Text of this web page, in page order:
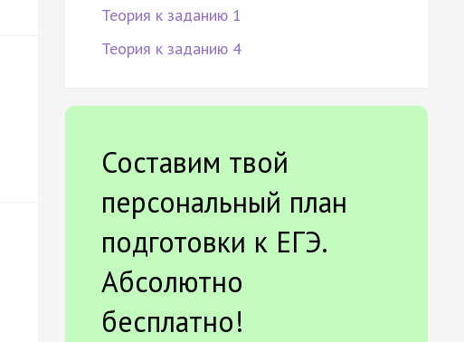
Теория к заданию 1
Теория к заданию 4
Составим твой
персональный план
подготовки к ЕГЭ.
Абсолютно
бесплатно!